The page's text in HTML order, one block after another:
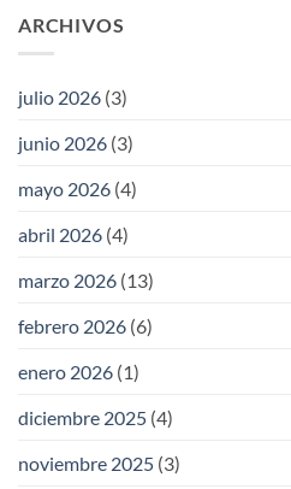
ARCHIVOS
julio 2026 (3)
junio 2026 (3)
mayo 2026 (4)
abril 2026 (4)
marzo 2026 (13)
febrero 2026 (6)
enero 2026 (1)
diciembre 2025 (4)
noviembre 2025 (3)